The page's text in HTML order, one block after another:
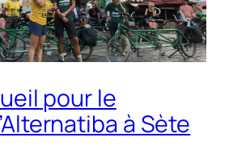
pour le
à Sète